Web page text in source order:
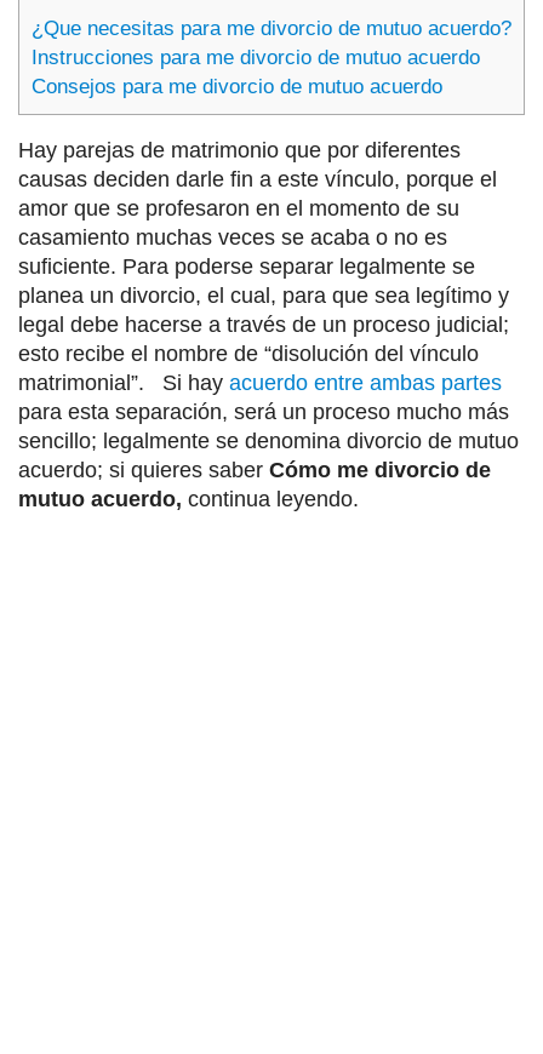
¿Que necesitas para me divorcio de mutuo acuerdo?
Instrucciones para me divorcio de mutuo acuerdo
Consejos para me divorcio de mutuo acuerdo
Hay parejas de matrimonio que por diferentes
causas deciden darle fin a este vínculo, porque el
amor que se profesaron en el momento de su
casamiento muchas veces se acaba o no es
suficiente. Para poderse separar legalmente se
planea un divorcio, el cual, para que sea legítimo y
legal debe hacerse a través de un proceso judicial;
esto recibe el nombre de “disolución del vínculo
matrimonial”. Si hay acuerdo entre ambas partes
para esta separación, será un proceso mucho más
sencillo; legalmente se denomina divorcio de mutuo
acuerdo; si quieres saber Cómo me divorcio de
mutuo acuerdo, continua leyendo.